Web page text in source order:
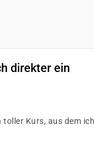
direkter ein
Kurs, aus dem